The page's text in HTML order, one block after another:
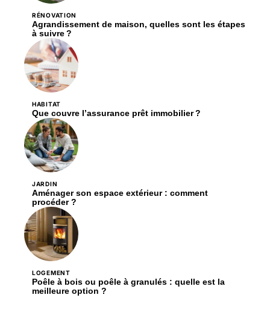
RÉNOVATION
Agrandissement de maison, quelles sont les étapes
à suivre ?
HABITAT
Que couvre l’assurance prêt immobilier ?
JARDIN
Aménager son espace extérieur : comment
procéder ?
LOGEMENT
Poêle à bois ou poêle à granulés : quelle est la
meilleure option ?